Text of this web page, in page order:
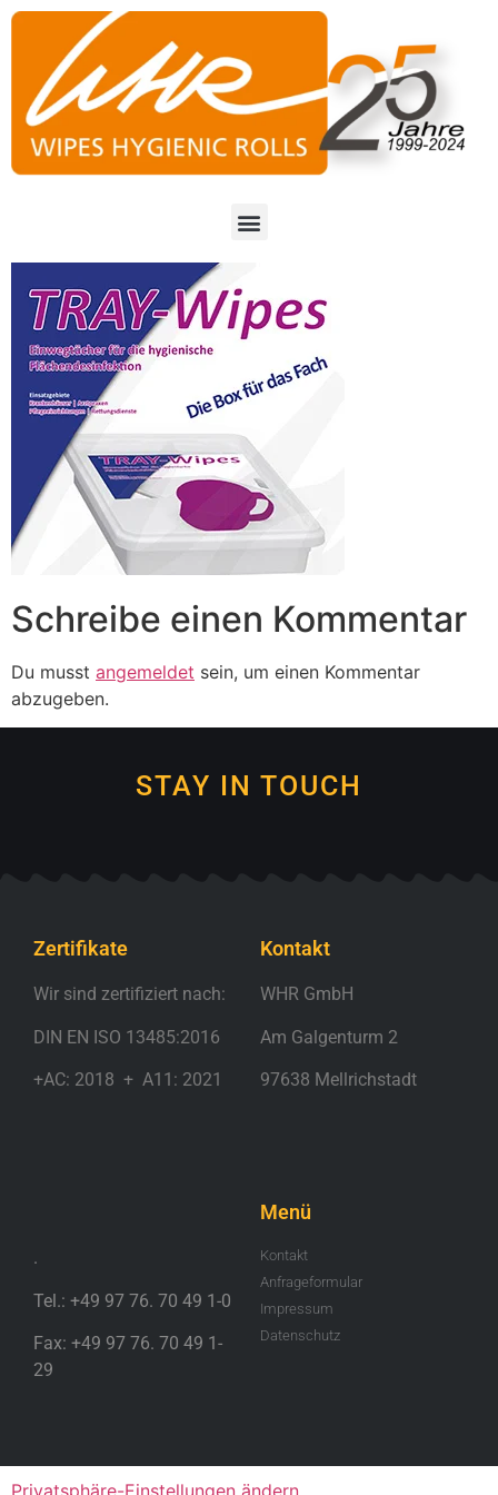
Schreibe einen Kommentar
Du musst angemeldet sein, um einen Kommentar
abzugeben.
STAY IN TOUCH
Zertifikate
Wir sind zertifiziert nach:
DIN EN ISO 13485:2016
+AC: 2018 + A11: 2021
Kontakt
WHR GmbH
Am Galgenturm 2
97638 Mellrichstadt
.
Tel.: +49 97 76. 70 49 1-0
Fax: +49 97 76. 70 49 1-
29
Menü
Kontakt
Anfrageformular
Impressum
Datenschutz